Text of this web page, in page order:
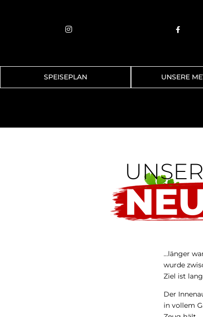
 
SPEISEPLAN UNSERE
UNSER
…länger
wurde
Ziel ist
Der
in vollem